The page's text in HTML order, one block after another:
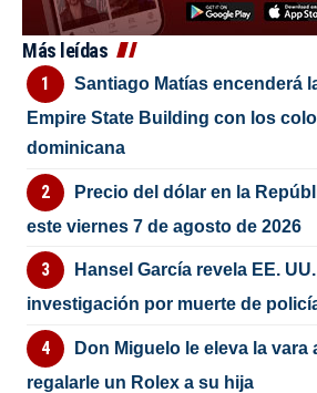
Más leídas
Santiago Matías encenderá
Empire State Building con los
dominicana
Precio del dólar en la
este viernes 7 de agosto de 2026
Hansel García revela EE.
investigación por muerte de
Don Miguelo le eleva la vara
regalarle un Rolex a su hija